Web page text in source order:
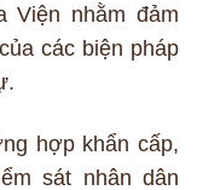
Viện nhằm đảm
các biện pháp
hợp khẩn cấp,
sát nhân dân